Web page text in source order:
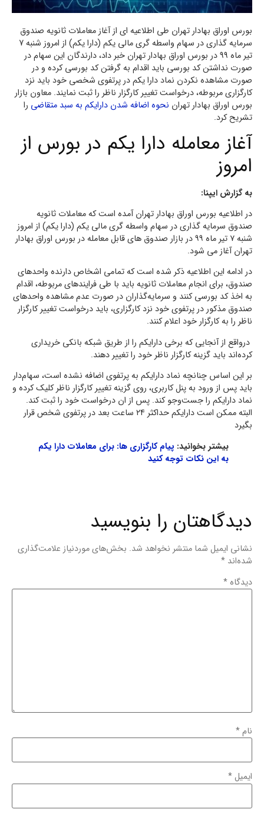
بورس اوراق بهادار تهران طی اطلاعیه ای از آغاز معاملات ثانویه صندوق
سرمایه گذاری در سهام واسطه گری مالی یکم (دارا یکم) از امروز شنبه 7
تیر ماه 99 در بورس اوراق بهادار تهران خبر داد، دارندگان این سهام در
صورت نداشتن کد بورسی باید اقدام به گرفتن کد بورسی کرده و در
صورت مشاهده نکردن نماد دارا یکم در پرتفوی شخصی خود باید نزد
کارگزاری مربوطه، درخواست تغییر کارگزار ناظر را ثبت نمایند. معاون بازار
بورس اوراق بهادار تهران نحوه اضافه شدن دارایکم به سبد متقاضی را
تشریح کرد.
آغاز معامله دارا یکم در بورس از
امروز
به گزارش ایپنا:
در اطلاعیه بورس اوراق بهادار تهران آمده است که معاملات ثانویه
صندوق سرمایه گذاری در سهام واسطه گری مالی یکم (دارا یکم) از امروز
شنبه ۷ تیر ماه ۹۹ در بازار صندوق های قابل معامله در بورس اوراق بهادار
تهران آغاز می شود.
در ادامه این اطلاعیه ذکر شده است که تمامی اشخاص دارنده واحدهای
صندوق، برای انجام معاملات ثانویه باید با طی فرایندهای مربوطه، اقدام
به اخذ کد بورسی کنند و سرمایه‌گذاران در صورت عدم مشاهده واحدهای
صندوق مذکور در پرتفوی خود نزد کارگزاری، باید درخواست تغییر کارگزار
ناظر را به کارگزار خود اعلام کنند.
درواقع از آنجایی که برخی دارایکم را از طریق شبکه بانکی خریداری
کرده‌اند باید گزینه کارگزار ناظر خود را تغییر دهند.
بر این اساس چنانچه نماد دارایکم به پرتفوی اضافه نشده است، سهام‌دار
باید پس از ورود به پنل کاربری، روی گزینه تغییر کارگزار ناظر کلیک کرده و
نماد دارایکم را جست‌وجو کند. پس از ان درخواست خود را ثبت کند.
البته ممکن است دارایکم حداکثر ۲۴ ساعت بعد در پرتفوی شخص قرار
بگیرد
بیشتر بخوانید: پیام کارگزاری ها: برای معاملات دارا یکم
به این نکات توجه کنید
دیدگاهتان را بنویسید
نشانی ایمیل شما منتشر نخواهد شد. بخش‌های موردنیاز علامت‌گذاری
شده‌اند *
دیدگاه *
نام*
ایمیل*